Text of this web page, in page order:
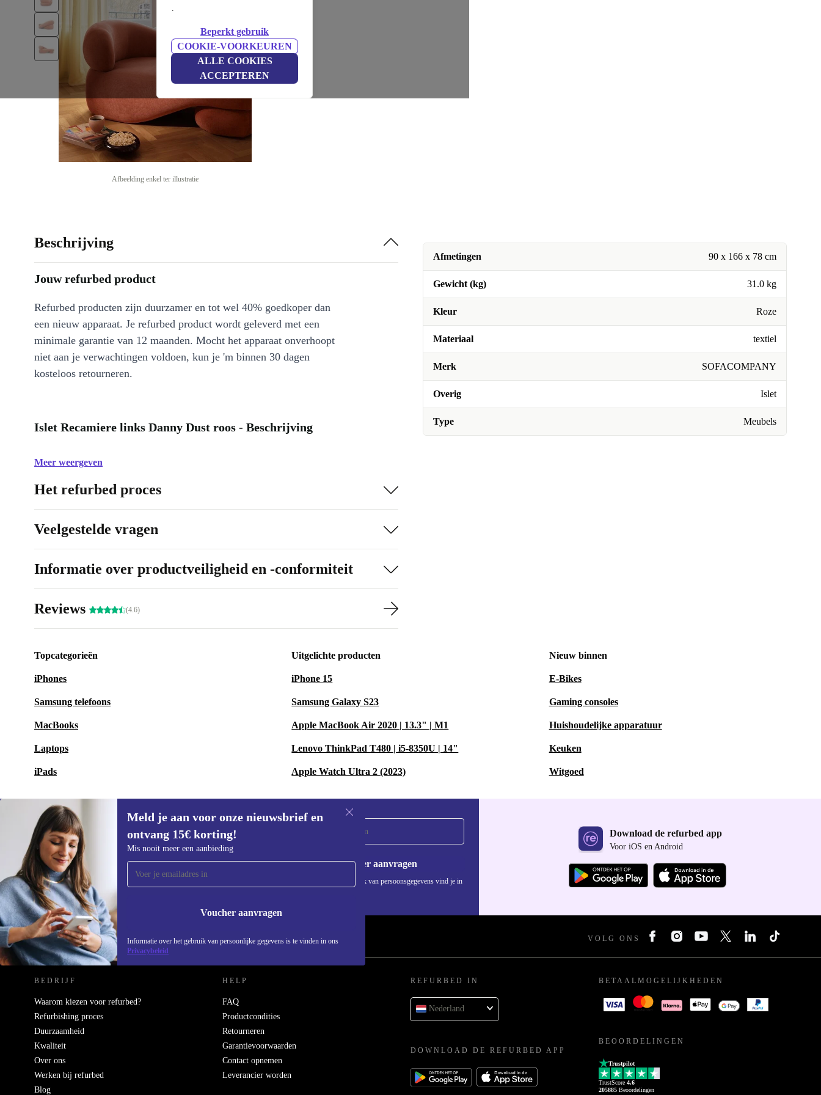
.
Beperkt gebruik
COOKIE-VOORKEUREN
ALLE COOKIES
ACCEPTEREN
Afbeelding enkel ter illustratie
Afmetingen 90 x 166 x 78 cm
Gewicht (kg) 31.0 kg
Kleur Roze
Materiaal textiel
Merk SOFACOMPANY
Overig Islet
Type Meubels
Beschrijving
Jouw refurbed product
Refurbed producten zijn duurzamer en tot wel 40% goedkoper dan
een nieuw apparaat. Je refurbed product wordt geleverd met een
minimale garantie van 12 maanden. Mocht het apparaat onverhoopt
niet aan je verwachtingen voldoen, kun je 'm binnen 30 dagen
kosteloos retourneren.
Islet Recamiere links Danny Dust roos - Beschrijving
Meer weergeven
Het refurbed proces
Veelgestelde vragen
Informatie over productveiligheid en -conformiteit
Reviews (4.6)
Topcategorieën
iPhones
Samsung telefoons
MacBooks
Laptops
iPads
Uitgelichte producten
iPhone 15
Samsung Galaxy S23
Apple MacBook Air 2020 | 13.3" | M1
Lenovo ThinkPad T480 | i5-8350U | 14"
Apple Watch Ultra 2 (2023)
Nieuw binnen
E-Bikes
Gaming consoles
Huishoudelijke apparatuur
Keuken
Witgoed
Meld je aan voor onze nieuwsbrief en
ontvang 15€ korting!
Mis nooit meer een aanbieding
Voucher aanvragen
Informatie over het gebruik van persoonlijke gegevens is te vinden in ons
Privacybeleid
Meld je aan voor onze nieuwsbrief en
ontvang €15 korting!
Mis nooit meer een aanbieding.
Voucher aanvragen
Informatie over het gebruik van persoonsgegevens vind je in
Download de refurbed app
Voor iOS en Android
REFURBED NEDERLAND - RETHINK NEW. VOLG ONS
BEDRIJF
Waarom kiezen voor refurbed?
Refurbishing proces
Duurzaamheid
Kwaliteit
Over ons
Werken bij refurbed
Blog
HELP
FAQ
Productcondities
Retourneren
Garantievoorwaarden
Contact opnemen
Leverancier worden
REFURBED IN
Nederland
DOWNLOAD DE REFURBED APP
BETAALMOGELIJKHEDEN
BEOORDELINGEN
Trustpilot
TrustScore 4.6
205885 Beoordelingen